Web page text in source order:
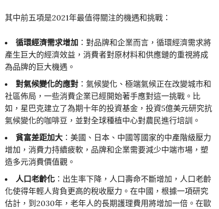
其中前五項是2021年最值得關注的機遇和挑戰：
循環經濟需求增加 ：對品牌和企業而言，循環經濟需求將
產生巨大的經濟效益，消費者對原材料和供應鏈的重視將成
為品牌的巨大機遇。
對氣候變化的應對 ：氣候變化、極端氣候正在改變城市和
社區佈局，一些消費企業已經開始著手應對這一挑戰。比
如，星巴克建立了為期十年的投資基金，投資5億美元研究抗
氣候變化的咖啡豆，並對全球種植中心對農民進行培訓。
貧富差距加大 ：美國、日本、中國等國家的中產階級壓力
增加，消費力持續疲軟，品牌和企業需要減少中端市場，塑
造多元消費價值觀。
人口老齡化 ：出生率下降，人口壽命不斷增加，人口老齡
化使得年輕人背負更高的稅收壓力。在中國，根據一項研究
估計，到2030年，老年人的長期護理費用將增加一倍。在歐